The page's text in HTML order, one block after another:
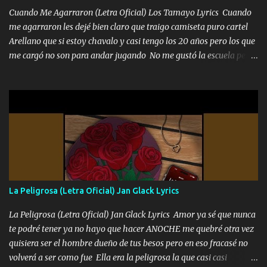
Cuando Me Agarraron (Letra Oficial) Los Tamayo Lyrics Cuando
me agarraron les dejé bien claro que traigo camiseta puro cartel
Arellano que si estoy chavalo y casi tengo los 20 años pero los que
me cargó no son para andar jugando No me gustó la escuela pero
Yo Soy El De Las Pacas Sobrino Del Brazo Armad0 Con mi Glock
fajado y mi R terciado me van a ver allá por TJ para un licenciado
mando un abrazo andamos al cien Choritas también Música
Ando en la colonia bien acelerado traigo un M2 que nunca me ha
fallado para mi compadre mandó un fuerte abrazo también al
Especial sabe que lo apreciamos En los mejores antros me verán
tomando con mujeres hermosas y botellas destapando siempre
bien cuidado bien atrabancado y a los que me conocen ya saben de
lo que hablo Entre lob...
La Peligrosa (Letra Oficial) Jan Glack Lyrics
La Peligrosa (Letra Oficial) Jan Glack Lyrics Amor ya sé que nunca
te podré tener ya no hayo que hacer ANOCHE me quebré otra vez
quisiera ser el hombre dueño de tus besos pero en eso fracasé no
volverá a ser como fue Ella era la peligrosa la que casi casi